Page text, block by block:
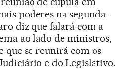
poderes na segunda-
diz que falará com a
ao lado de ministros,
que se reunirá com os
e do Legislativo.